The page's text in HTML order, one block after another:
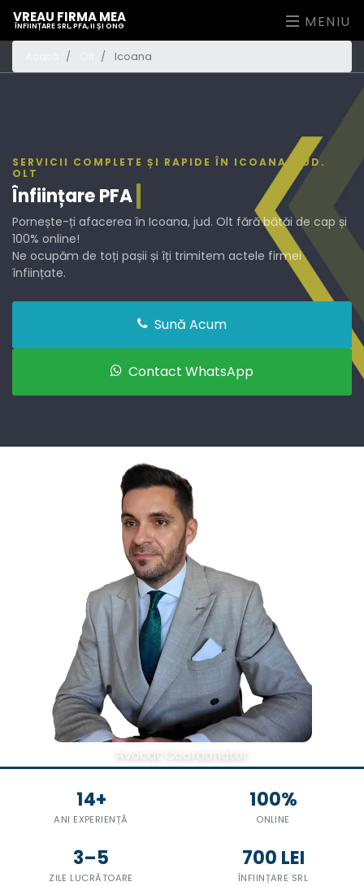
VREAU FIRMA MEA
ÎNFIINȚARE SRL, PFA, II ȘI ONG MENIU
Icoana
SERVICII COMPLETE ȘI RAPIDE ÎN ICOANA, JUD.
OLT
ÎnființarePFA
Pornește-ți afacerea în Icoana, jud. Olt fără bătăi de cap și
100% online!
Ne ocupăm de toți pașii și îți trimitem actele firmei
înființate.
Sună Acum
Contact WhatsApp
Avocat Coordonator
14+
ANI EXPERIENȚĂ
100%
ONLINE
3–5
ZILE LUCRĂTOARE
700 LEI
ÎNFIINȚARE SRL